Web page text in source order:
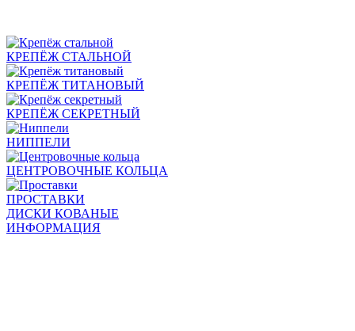
КРЕПЁЖ СТАЛЬНОЙ
КРЕПЁЖ ТИТАНОВЫЙ
КРЕПЁЖ СЕКРЕТНЫЙ
НИППЕЛИ
ЦЕНТРОВОЧНЫЕ КОЛЬЦА
ПРОСТАВКИ
ДИСКИ КОВАНЫЕ
ИНФОРМАЦИЯ